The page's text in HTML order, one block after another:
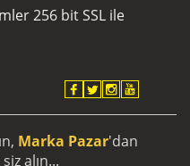
256 bit SSL ile
Marka Pazar'dan
alın...